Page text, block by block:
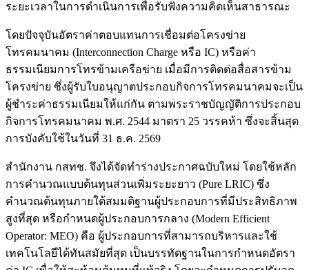
ระยะเวลาในการดำเนินการเพื่อรับฟังความคิดเห็นสาธารณะ
โดยปัจจุบันอัตราค่าตอบแทนการเชื่อมต่อโครงข่าย
โทรคมนาคม (Interconnection Charge หรือ IC) หรือค่า
ธรรมเนียมการโทรข้ามเครือข่าย เมื่อมีการติดต่อสื่อสารข้าม
โครงข่าย ซึ่งผู้รับใบอนุญาตประกอบกิจการโทรคมนาคมจะเป็น
ผู้ชำระค่าธรรมเนียมให้แก่กัน ตามพระราชบัญญัติการประกอบ
กิจการโทรคมนาคม พ.ศ. 2544 มาตรา 25 วรรคห้า ซึ่งจะสิ้นสุด
การบังคับใช้ในวันที่ 31 ธ.ค. 2569
สำนักงาน กสทช. จึงได้จัดทำร่างประกาศฉบับใหม่ โดยใช้หลัก
การคำนวณแบบต้นทุนส่วนเพิ่มระยะยาว (Pure LRIC) ซึ่ง
คำนวณต้นทุนภายใต้สมมติฐานผู้ประกอบการที่มีประสิทธิภาพ
สูงที่สุด หรือกำหนดผู้ประกอบการกลาง (Modern Efficient
Operator: MEO) คือ ผู้ประกอบการที่สามารถบริหารและใช้
เทคโนโลยีได้ทันสมัยที่สุด เป็นบรรทัดฐานในการกำหนดอัตรา